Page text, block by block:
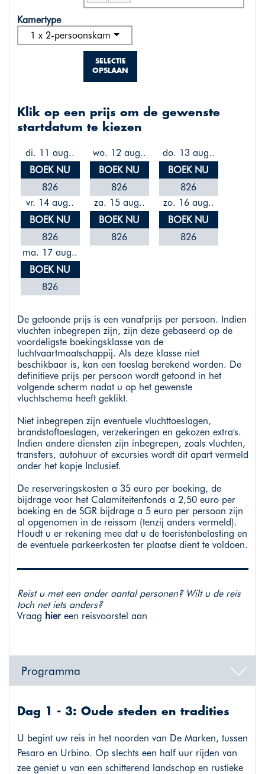
Kamertype
1 x 2-persoonskamer standaard
SELECTIE
OPSLAAN
Klik op een prijs om de gewenste
startdatum te kiezen
di. 11 aug..
BOEK NU
826
wo. 12 aug..
BOEK NU
826
do. 13 aug..
BOEK NU
826
vr. 14 aug..
BOEK NU
826
za. 15 aug..
BOEK NU
826
zo. 16 aug..
BOEK NU
826
ma. 17 aug..
BOEK NU
826
De getoonde prijs is een vanafprijs per persoon. Indien
vluchten inbegrepen zijn, zijn deze gebaseerd op de
voordeligste boekingsklasse van de
luchtvaartmaatschappij. Als deze klasse niet
beschikbaar is, kan een toeslag berekend worden. De
definitieve prijs per persoon wordt getoond in het
volgende scherm nadat u op het gewenste
vluchtschema heeft geklikt.
Niet inbegrepen zijn eventuele vluchttoeslagen,
brandstoftoeslagen, verzekeringen en gekozen extra's.
Indien andere diensten zijn inbegrepen, zoals vluchten,
transfers, autohuur of excursies wordt dit apart vermeld
onder het kopje Inclusief.
De reserveringskosten a 35 euro per boeking, de
bijdrage voor het Calamiteitenfonds a 2,50 euro per
boeking en de SGR bijdrage a 5 euro per persoon zijn
al opgenomen in de reissom (tenzij anders vermeld).
Houdt u er rekening mee dat u de toeristenbelasting en
de eventuele parkeerkosten ter plaatse dient te voldoen.
Reist u met een ander aantal personen? Wilt u de reis
toch net iets anders?
Vraag hiereen reisvoorstel aan
Programma
Dag 1 - 3: Oude steden en tradities
U begint uw reis in het noorden van De Marken, tussen
Pesaro en Urbino. Op slechts een half uur rijden van
zee geniet u van een schitterend landschap en rustieke